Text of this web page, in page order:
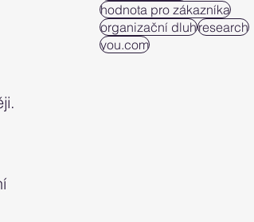
hodnota pro zákazníka
organizační dluhresearch
you.com